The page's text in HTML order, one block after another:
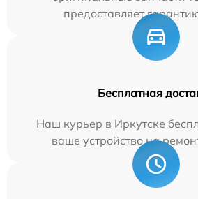
предоставляет
Бесплатная
Наш курьер в Иркутске
ваше устройство на